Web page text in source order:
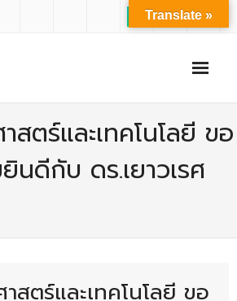
า มหาวิทยาลัยสวนดุสิต
กิจ ของคณะ
สตร์และเทคโนโลยี ขอ
นดีกับ ดร.เยาวเรศ
สตร์และเทคโนโลยี ขอ
Translate »